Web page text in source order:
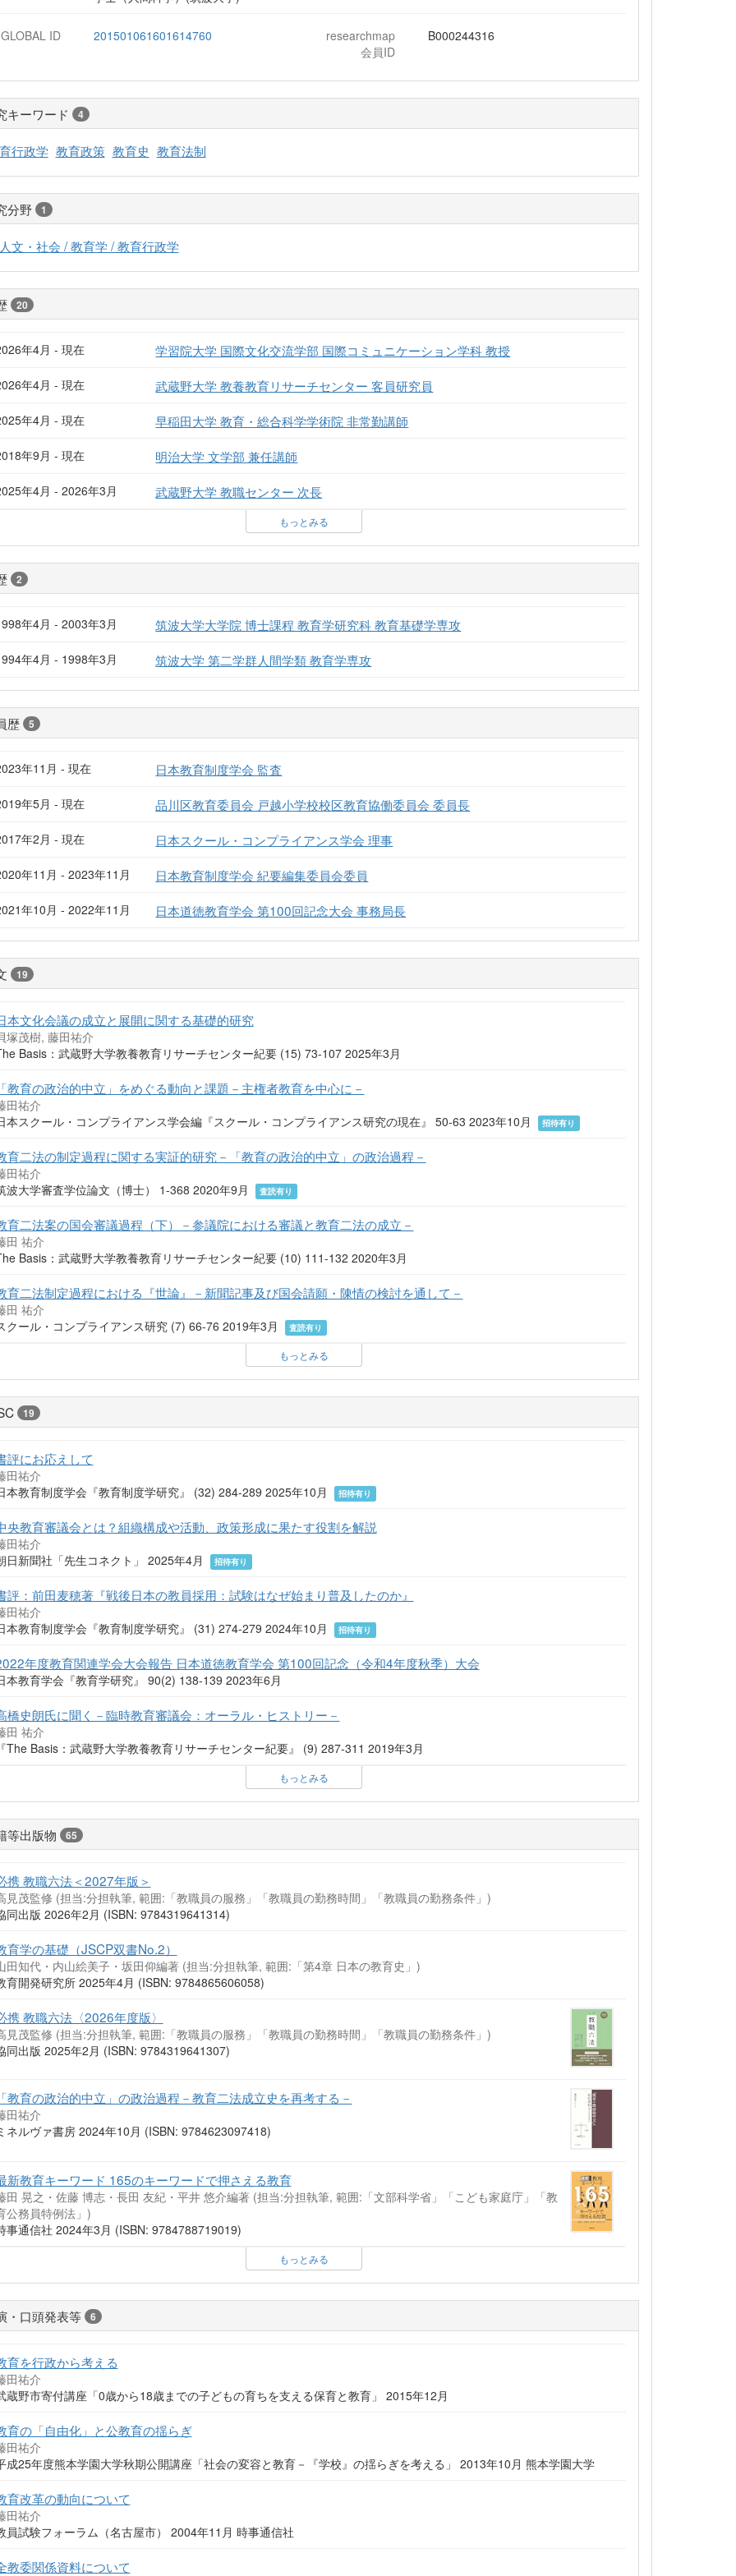
ID 201501061601614760
researchmap
会員ID
B000244316
キーワード 4
行政学 教育政策 教育史 教育法制
分野 1
文・社会 / 教育学 / 教育行政学
20
年4月 - 現在 学習院大学 国際文化交流学部 国際コミュニケーション学科 教授
年4月 - 現在 武蔵野大学 教養教育リサーチセンター 客員研究員
年4月 - 現在 早稲田大学 教育・総合科学学術院 非常勤講師
年9月 - 現在 明治大学 文学部 兼任講師
年4月 - 2026年3月 武蔵野大学 教職センター 次長
もっとみる
2
年4月 - 2003年3月 筑波大学大学院 博士課程 教育学研究科 教育基礎学専攻
年4月 - 1998年3月 筑波大学 第二学群人間学類 教育学専攻
歴 5
年11月 - 現在 日本教育制度学会 監査
年5月 - 現在 品川区教育委員会 戸越小学校校区教育協働委員会 委員長
年2月 - 現在 日本スクール・コンプライアンス学会 理事
年11月 - 2023年11月 日本教育制度学会 紀要編集委員会委員
年10月 - 2022年11月 日本道徳教育学会 第100回記念大会 事務局長
19
本文化会議の成立と展開に関する基礎的研究
塚茂樹, 藤田祐介
Basis：武蔵野大学教養教育リサーチセンター紀要 (15) 73-107 2025年3月
教育の政治的中立」をめぐる動向と課題－主権者教育を中心に－
田祐介
本スクール・コンプライアンス学会編『スクール・コンプライアンス研究の現在』 50-63 2023年10月
招待有り
育二法の制定過程に関する実証的研究－「教育の政治的中立」の政治過程－
田祐介
波大学審査学位論文（博士） 1-368 2020年9月
査読有り
育二法案の国会審議過程（下）－参議院における審議と教育二法の成立－
田 祐介
Basis：武蔵野大学教養教育リサーチセンター紀要 (10) 111-132 2020年3月
育二法制定過程における『世論』－新聞記事及び国会請願・陳情の検討を通して－
田 祐介
クール・コンプライアンス研究 (7) 66-76 2019年3月
査読有り
もっとみる
19
評にお応えして
田祐介
本教育制度学会『教育制度学研究』 (32) 284-289 2025年10月
招待有り
央教育審議会とは？組織構成や活動、政策形成に果たす役割を解説
田祐介
日新聞社「先生コネクト」 2025年4月
招待有り
評：前田麦穂著『戦後日本の教員採用：試験はなぜ始まり普及したのか』
田祐介
本教育制度学会『教育制度学研究』 (31) 274-279 2024年10月
招待有り
年度教育関連学会大会報告 日本道徳教育学会 第100回記念（令和4年度秋季）大会
本教育学会『教育学研究』 90(2) 138-139 2023年6月
橋史朗氏に聞く－臨時教育審議会：オーラル・ヒストリー－
田 祐介
The Basis：武蔵野大学教養教育リサーチセンター紀要』 (9) 287-311 2019年3月
もっとみる
等出版物 65
携 教職六法＜2027年版＞
見茂監修 (担当:分担執筆, 範囲:「教職員の服務」「教職員の勤務時間」「教職員の勤務条件」)
同出版 2026年2月 (ISBN: 9784319641314)
育学の基礎（JSCP双書No.2）
田知代・内山絵美子・坂田仰編著 (担当:分担執筆, 範囲:「第4章 日本の教育史」)
育開発研究所 2025年4月 (ISBN: 9784865606058)
携 教職六法〈2026年度版〉
見茂監修 (担当:分担執筆, 範囲:「教職員の服務」「教職員の勤務時間」「教職員の勤務条件」)
同出版 2025年2月 (ISBN: 9784319641307)
教育の政治的中立」の政治過程－教育二法成立史を再考する－
田祐介
ネルヴァ書房 2024年10月 (ISBN: 9784623097418)
新教育キーワード 165のキーワードで押さえる教育
田 晃之・佐藤 博志・長田 友紀・平井 悠介編著 (担当:分担執筆, 範囲:「文部科学省」「こども家庭庁」「教
公務員特例法」)
事通信社 2024年3月 (ISBN: 9784788719019)
もっとみる
・口頭発表等 6
育を行政から考える
田祐介
蔵野市寄付講座「0歳から18歳までの子どもの育ちを支える保育と教育」 2015年12月
育の「自由化」と公教育の揺らぎ
田祐介
成25年度熊本学園大学秋期公開講座「社会の変容と教育－『学校』の揺らぎを考える」 2013年10月 熊本学園大学
育改革の動向について
田祐介
員試験フォーラム（名古屋市） 2004年11月 時事通信社
教委関係資料について